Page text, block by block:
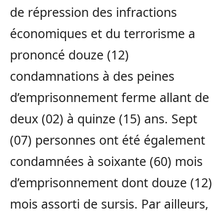
de répression des infractions
économiques et du terrorisme a
prononcé douze (12)
condamnations à des peines
d’emprisonnement ferme allant de
deux (02) à quinze (15) ans. Sept
(07) personnes ont été également
condamnées à soixante (60) mois
d’emprisonnement dont douze (12)
mois assorti de sursis. Par ailleurs,